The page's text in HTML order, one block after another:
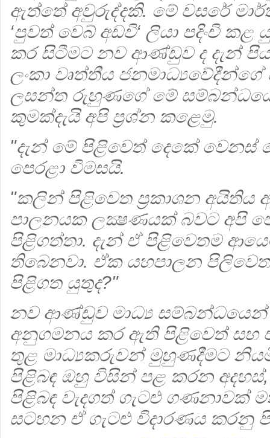
ඇත්තේ අවුරුද්දකි. මේ වසරේ
‘පුවත් වෙබ් අඩවි‘ ලියා පදිංචි
කර සිටීමට නව ආණ්ඩුව ද දැන්
ලංකා වෘත්තීය ජනමාධ්‍යවේදීන්ගේ
ලසන්ත රුහුණගේ මේ
කුමක්දැයි අපි ප්‍ර‍ශ්න කළෙමු.
"දැන් මේ පිළිවෙත් දෙකේ වෙනස්
පෙරළා විමසයි.
"කලින් පිළිවෙත ප්‍ර‍කාශන අයිතිය
පාලනයක ලක්‍ෂණයක් බවට අපි
පිළිගත්තා. දැන් ඒ පිළිවෙතම
තිබෙනවා. ඒක යහපාලන
පිළිගත යුතුද?"
නව ආණ්ඩුව මාධ්‍ය සම්බන්ධයෙන්
අනුගමනය කර ඇති පිළිවෙත් සහ
තුළ මාධ්‍යකරුවන් මුහුණදීමට
පිළිබඳ ඔහු විසින් පළ කරන අදහස්,
පිළිබඳ වැදගත් ගැටළු ගණනාවක්
සටහන ඒ ගැටළු විදාරණය කරනු